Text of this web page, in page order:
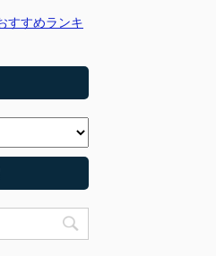
すすめランキ